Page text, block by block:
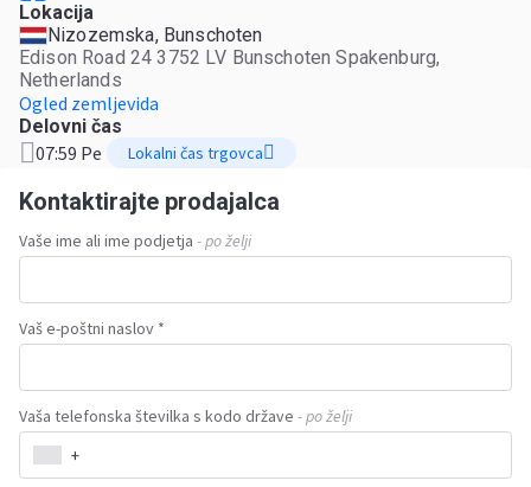
Lokacija
Nizozemska, Bunschoten
Edison Road 24 3752 LV Bunschoten Spakenburg,
Netherlands
Ogled zemljevida
Delovni čas
07:59 Pe Lokalni čas trgovca
Kontaktirajte prodajalca
Vaše ime ali ime podjetja - po želji
Vaš e-poštni naslov *
Vaša telefonska številka s kodo države - po želji
+